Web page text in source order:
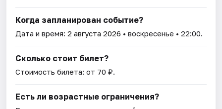
Когда запланирован событие?
Дата и время:2 августа 2026 • воскресенье • 22:00.
Сколько стоит билет?
Стоимость билета: от 70 ₽.
Есть ли возрастные ограничения?